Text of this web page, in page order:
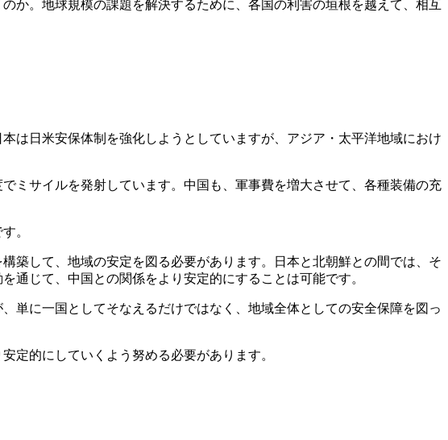
か。地球規模の課題を解決するために、各国の利害の垣根を越えて、相互
日米安保体制を強化しようとしていますが、アジア・太平洋地域におけ
ミサイルを発射しています。中国も、軍事費を増大させて、各種装備の充
。
築して、地域の安定を図る必要があります。日本と北朝鮮との間では、そ
通じて、中国との関係をより安定的にすることは可能です。
単に一国としてそなえるだけではなく、地域全体としての安全保障を図っ
定的にしていくよう努める必要があります。